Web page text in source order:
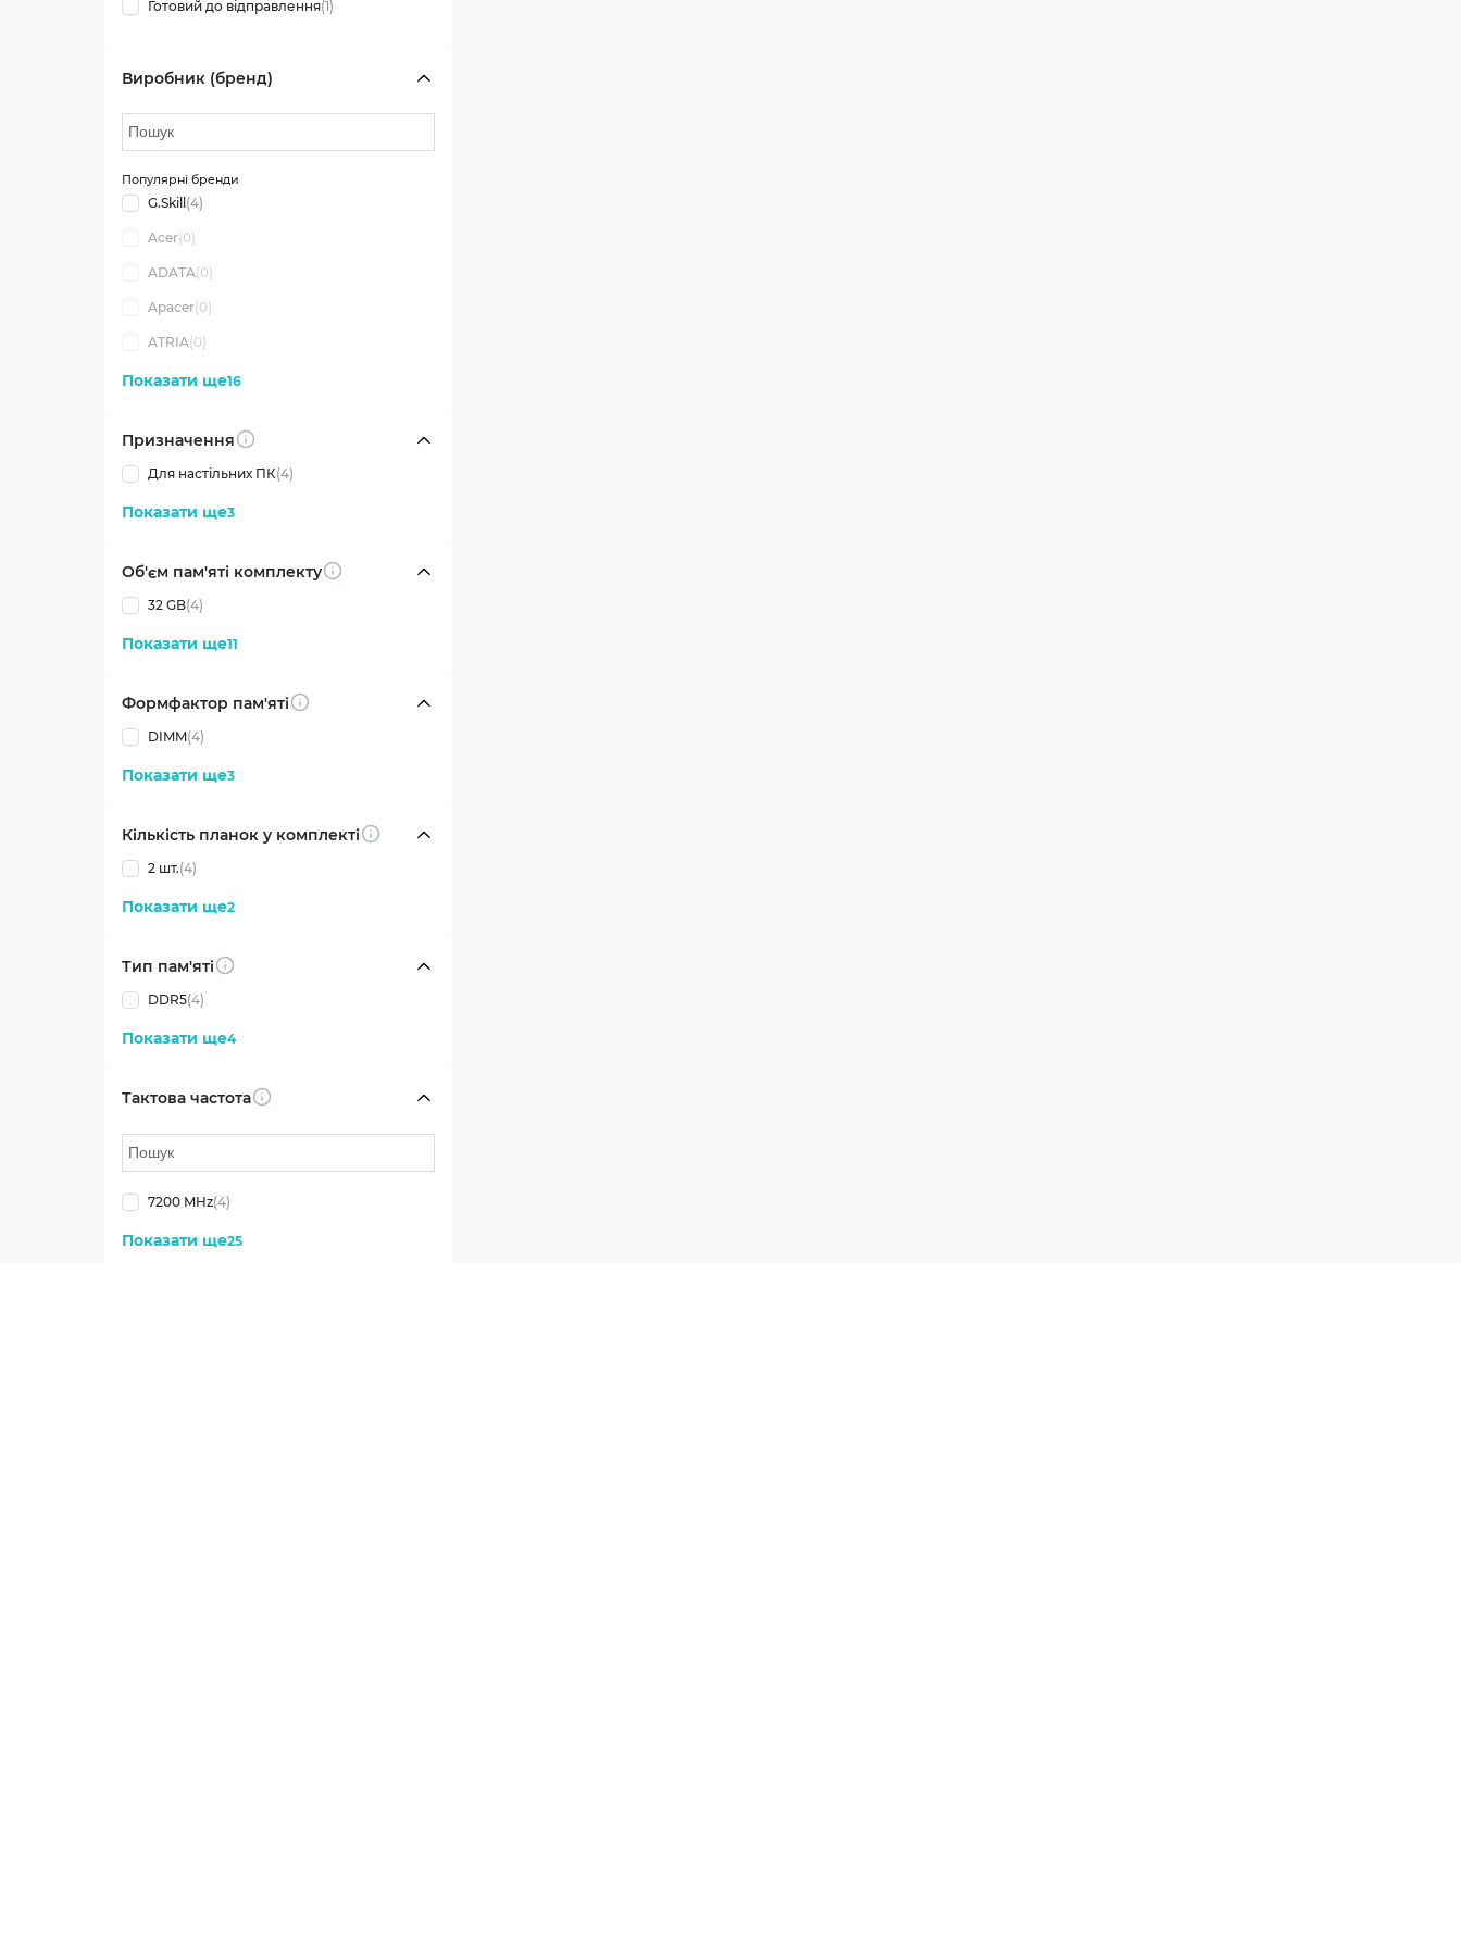
Готовий до відправлення(1)
Виробник (бренд)
Популярні бренди
G.Skill (4)
Acer(0)
ADATA(0)
Apacer(0)
ATRIA(0)
Показати ще16
Призначення
Info
Для настільних ПК(4)
Показати ще3
Об'єм пам'яті комплекту Info
32 GB(4)
Показати ще11
Формфактор пам'яті
Info
DIMM(4)
Показати ще3
Кількість планок у комплекті
Info
2 шт.(4)
Показати ще2
Тип пам'яті
Info
DDR5(4)
Показати ще4
Тактова частота Info
7200 MHz(4)
Показати ще25